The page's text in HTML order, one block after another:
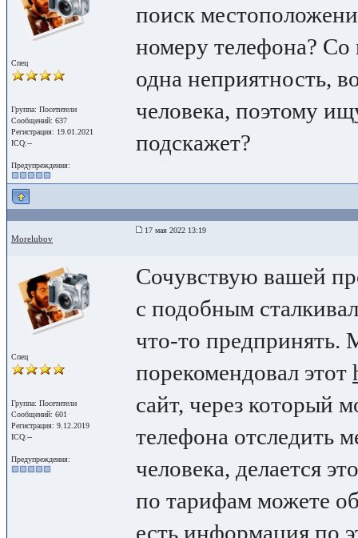
Спец
Группа: Посетители
Сообщений: 637
Регистрация: 19.01.2021
ICQ:--
Предупреждения:
поиск
номеру телефона?
одна неприятность,
человека, поэтому
подскажет?
Morelubov
17 мая 2022 13:19
Спец
Группа: Посетители
Сообщений: 601
Регистрация: 9.12.2019
ICQ:--
Предупреждения:
Сочувствую вашей
с подобным
что-то предпринять.
порекомендовал этот
сайт, через который
телефона отследить
человека, делается
по тарифам можете
есть информация по